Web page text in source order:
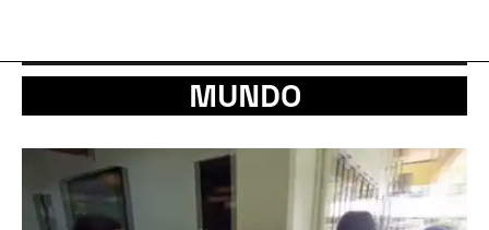
MUNDO